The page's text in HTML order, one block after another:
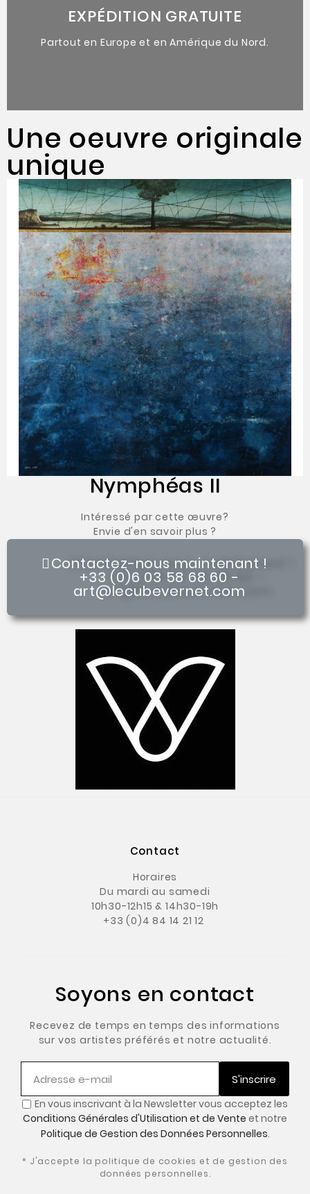
EXPÉDITION GRATUITE
Partout en Europe et en Amérique du Nord.
Une oeuvre originale
unique
Nymphéas II
Intéressé par cette œuvre?
Envie d'en savoir plus ?
Contactez-nous maintenant !
+33 (0)6 03 58 68 60 -
art@lecubevernet.com
Contact
Horaires
Du mardi au samedi
10h30-12h15 & 14h30-19h
+33 (0)4 84 14 21 12
Soyons en contact
Recevez de temps en temps des informations
sur vos artistes préférés et notre actualité.
S'inscrire
En vous inscrivant à la Newsletter vous acceptez les
Conditions Générales d'Utilisation et de Vente et notre
Politique de Gestion des Données Personnelles.
* J'accepte la politique de cookies et de gestion des
données personnelles.